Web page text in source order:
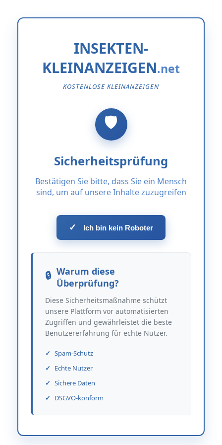
INSEKTEN-
KLEINANZEIGEN
KOSTENLOSE KLEINANZEIGEN
Sicherheitsprüfung
Bestätigen Sie bitte, dass Sie ein Mensch
sind, um auf unsere Inhalte zuzugreifen
✓ Ich bin kein Roboter
Warum diese
Überprüfung?
Diese Sicherheitsmaßnahme schützt
unsere Plattform vor automatisierten
Zugriffen und gewährleistet die beste
Benutzererfahrung für echte Nutzer.
Spam-Schutz
Echte Nutzer
Sichere Daten
DSGVO-konform